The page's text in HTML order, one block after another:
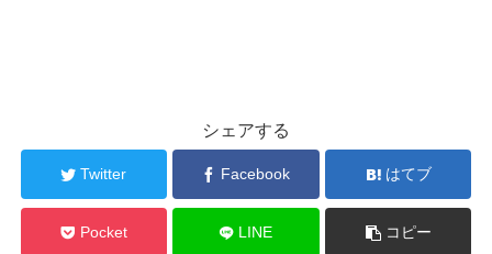
シェアする
Twitter Facebook はてブ
Pocket LINE コピー